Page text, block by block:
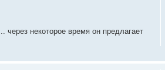
некоторое время он предлагает